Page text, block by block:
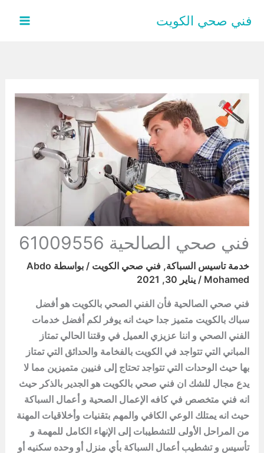
فني صحي الكويت
فني صحي الصالحية 61009556
خدمة تاسيس السباكة, فني صحي الكويت / بواسطة Abdo
Mohamed
/ يناير 30, 2021
فني صحي الصالحية فأن الفني الصحي بالكويت هو أفضل
سباك بالكويت متميز جدا حيث انه يوفر لكم أفضل خدمات
الفني الصحي و اننا عزيزي العميل في وقتنا الحالي تمتاز
المباني التي تتواجد في الكويت بالفخامة والحدائق التي تمتاز
بها حيث الوحدات التي تتواجد تحتاج إلى فنيين متميزين مما لا
يدع مجال للشك ان فني صحي بالكويت هو الجدير بالذكر حيث
انه فني متخصص في كافه الإعمال الصحية و أعمال السباكة
حيث انه يمتلك الوعي الكافي والمهم بتقنيات وأخلاقيات المهنة
من المراحل الأولى للتشطيبات إلى الإنهاء الكامل للمهمة و
تأسيس و تشطيب أعمال السباكة بأي منزل أو وحده سكنيه أو